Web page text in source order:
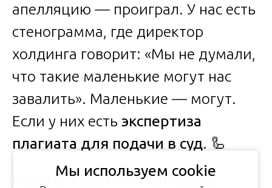
апелляцию — проиграл. У нас есть
стенограмма, где директор
холдинга говорит: «Мы не думали,
что такие маленькие могут нас
завалить». Маленькие — могут.
Если у них есть экспертиза
плагиата для подачи в суд. 🦾
Глава 6. Кейс №3: Поп-звезда
Мы используем cookie